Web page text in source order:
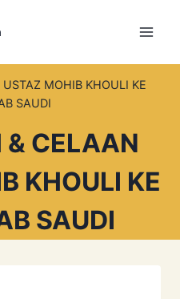
MOHIB KHOULI KE
SAUDI
CELAAN
KHOULI KE
SAUDI